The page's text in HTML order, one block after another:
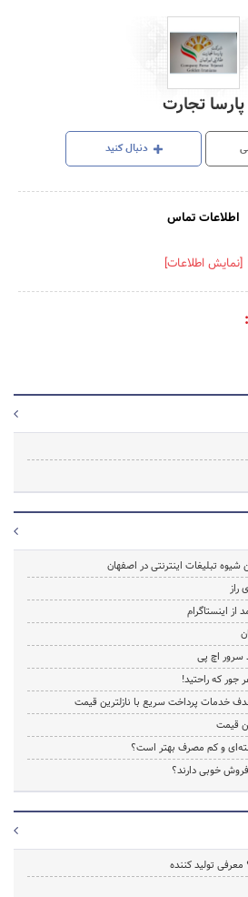
پارسا تجارت
دنبال کنید
اطلاعات تماس
[نمایش اطلاعات]
تبلیغات اینترنتی در اصفهان
راز
اینستاگرام
جور که راحتید!
خدمات پرداخت سریع با نازلترین قیمت
قیمت
و کم مصرف بهتر است؟
خوبی دارند؟
تولید کننده